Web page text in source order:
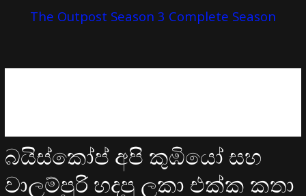
The Outpost Season 3 Complete Season
බයිස්කෝප් අපි කුඹියෝ සහ
වාලම්පුරි හදපු ලකා එක්ක කතා